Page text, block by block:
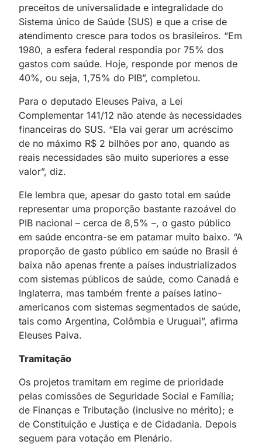
preceitos de universalidade e integralidade do
Sistema único de Saúde (SUS) e que a crise de
atendimento cresce para todos os brasileiros. “Em
1980, a esfera federal respondia por 75% dos
gastos com saúde. Hoje, responde por menos de
40%, ou seja, 1,75% do PIB”, completou.
Para o deputado Eleuses Paiva, a Lei
Complementar 141/12 não atende às necessidades
financeiras do SUS. “Ela vai gerar um acréscimo
de no máximo R$ 2 bilhões por ano, quando as
reais necessidades são muito superiores a esse
valor”, diz.
Ele lembra que, apesar do gasto total em saúde
representar uma proporção bastante razoável do
PIB nacional – cerca de 8,5% –, o gasto público
em saúde encontra-se em patamar muito baixo. “A
proporção de gasto público em saúde no Brasil é
baixa não apenas frente a países industrializados
com sistemas públicos de saúde, como Canadá e
Inglaterra, mas também frente a países latino-
americanos com sistemas segmentados de saúde,
tais como Argentina, Colômbia e Uruguai”, afirma
Eleuses Paiva.
Tramitação
Os projetos tramitam em regime de prioridade
pelas comissões de Seguridade Social e Família;
de Finanças e Tributação (inclusive no mérito); e
de Constituição e Justiça e de Cidadania. Depois
seguem para votação em Plenário.